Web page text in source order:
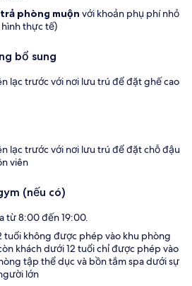
trả phòng muộn với khoản phụ phí nhỏ
thực tế)
bổ sung
lạc trước với nơi lưu trú để đặt ghế cao
lạc trước với nơi lưu trú để đặt chỗ đậu
viên
(nếu có)
từ 8:00 đến 19:00.
tuổi không được phép vào khu phòng
khách dưới 12 tuổi chỉ được phép vào
tập thể dục và bồn tắm spa dưới sự
lớn